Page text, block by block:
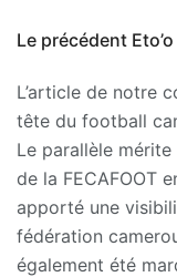
Le précédent
L’article de notre
tête du football
Le parallèle mérite
de la FECAFOOT
apporté une
fédération
également été